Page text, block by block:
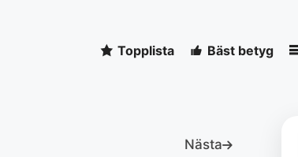
Topplista Bäst betyg
Nästa